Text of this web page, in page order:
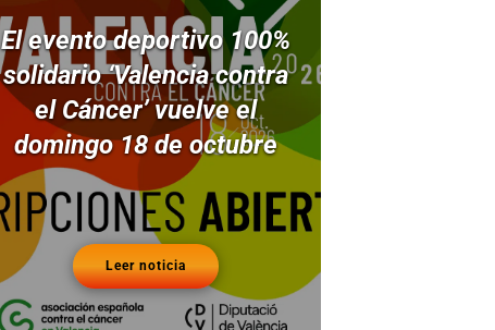
El evento deportivo 100%
solidario ‘Valencia contra
el Cáncer’ vuelve el
domingo 18 de octubre
Leer noticia